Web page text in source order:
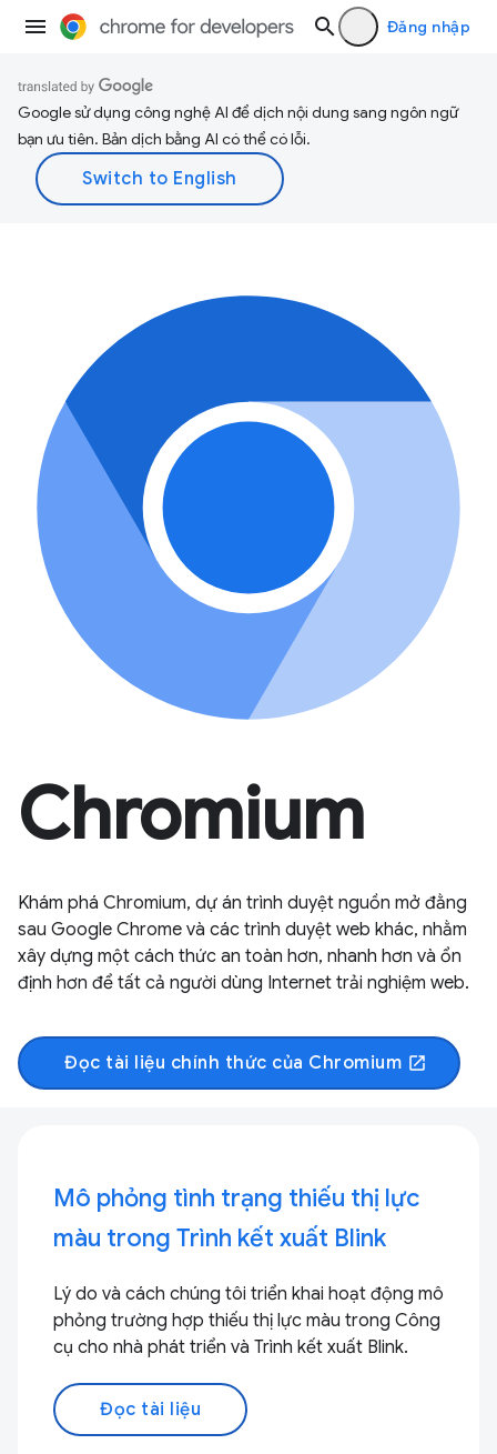
Đăng nhập
Google sử dụng công nghệ AI để dịch nội dung sang ngôn ngữ
bạn ưu tiên. Bản dịch bằng AI có thể có lỗi.
Chromium
Khám phá Chromium, dự án trình duyệt nguồn mở đằng
sau Google Chrome và các trình duyệt web khác, nhằm
xây dựng một cách thức an toàn hơn, nhanh hơn và ổn
định hơn để tất cả người dùng Internet trải nghiệm web.
Đọc tài liệu chính thức của Chromium open_in_new
Mô phỏng tình trạng thiếu thị lực
màu trong Trình kết xuất Blink
Lý do và cách chúng tôi triển khai hoạt động mô
phỏng trường hợp thiếu thị lực màu trong Công
cụ cho nhà phát triển và Trình kết xuất Blink.
Đọc tài liệu